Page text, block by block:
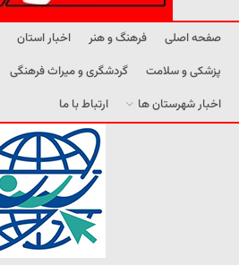
صفحه اصلی فرهنگ و هنر اخبار استان
پزشکی و سلامت
گردشگری و میراث فرهنگی
اخبار شهرستان ها
ارتباط با ما